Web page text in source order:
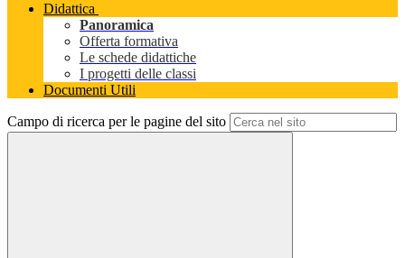
Didattica
Panoramica
Offerta formativa
Le schede didattiche
I progetti delle classi
Documenti Utili
Campo di ricerca per le pagine del sito